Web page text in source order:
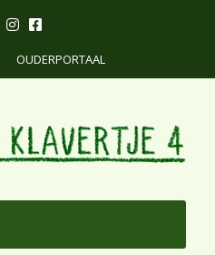
OUDERPORTAAL